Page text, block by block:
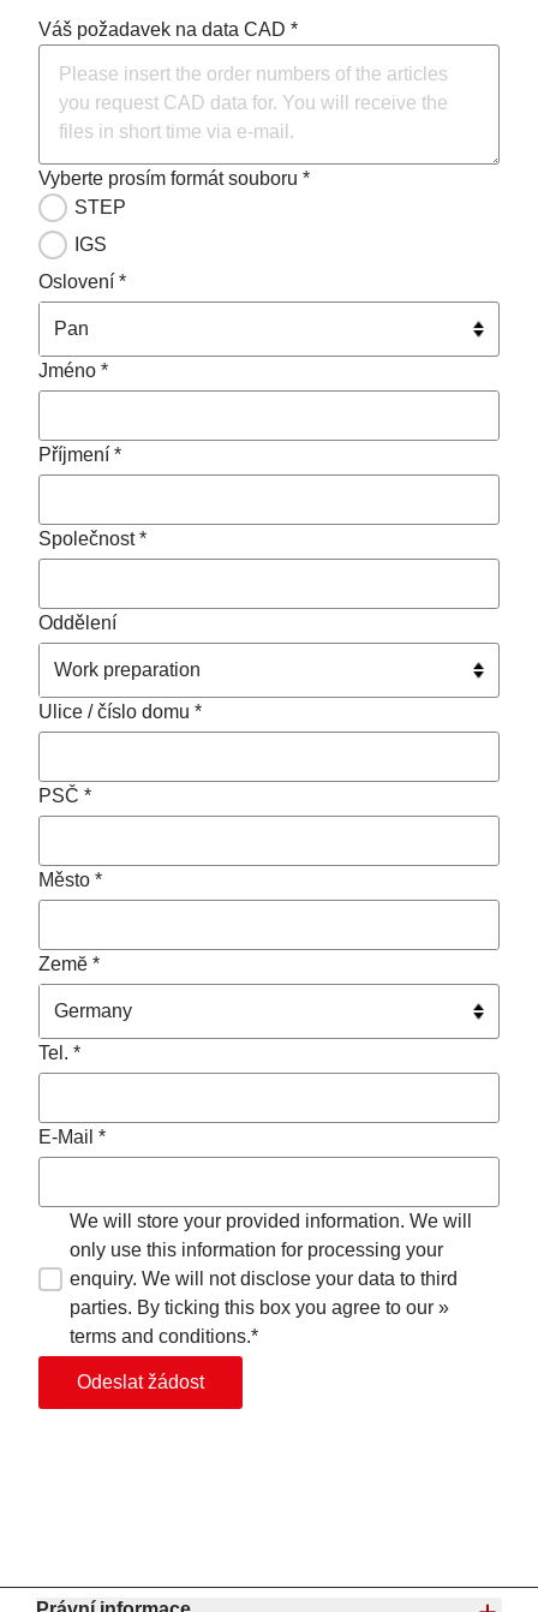
Váš požadavek na data CAD *
Vyberte prosím formát souboru *
STEP
IGS
Oslovení *
Jméno *
Příjmení *
Společnost *
Oddělení
Ulice / číslo domu *
PSČ *
Město *
Zemĕ *
Tel. *
E-Mail *
We will store your provided information. We will
only use this information for processing your
enquiry. We will not disclose your data to third
parties. By ticking this box you agree to our »
terms and conditions.*
Odeslat žádost